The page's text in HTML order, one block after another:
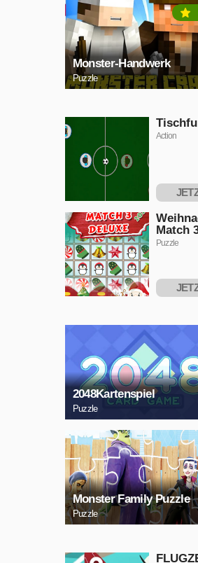
Monster-Handwerk
Puzzle
Action
Match
Puzzle
2048Kartenspiel
Puzzle
Monster Family Puzzle
Puzzle